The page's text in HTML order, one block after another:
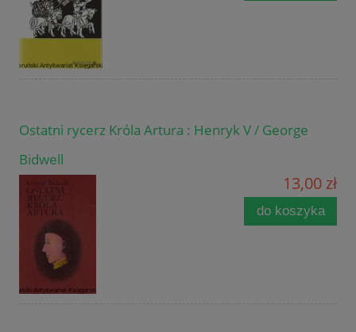
Ostatni rycerz Króla Artura : Henryk V / George
Bidwell
13,00 zł
do koszyka